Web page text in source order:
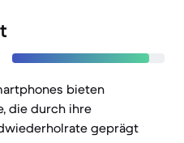
bieten
die durch ihre
geprägt